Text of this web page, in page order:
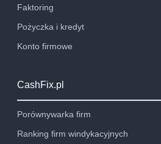
Faktoring
Pożyczka i kredyt
Konto firmowe
CashFix.pl
Porównywarka firm
Ranking firm windykacyjnych